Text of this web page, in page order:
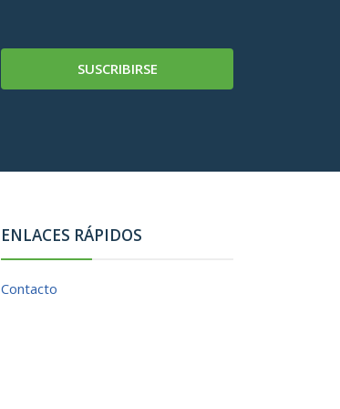
SUSCRIBIRSE
ENLACES RÁPIDOS
Contacto